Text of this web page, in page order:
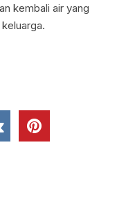
kembali air yang